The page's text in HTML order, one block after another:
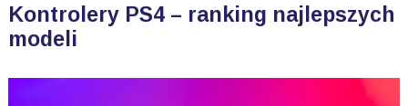
Kontrolery PS4 – ranking najlepszych
modeli